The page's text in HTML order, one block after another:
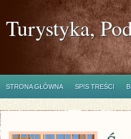
Turystyka,
STRONA GŁÓWNA SPIS TREŚCI